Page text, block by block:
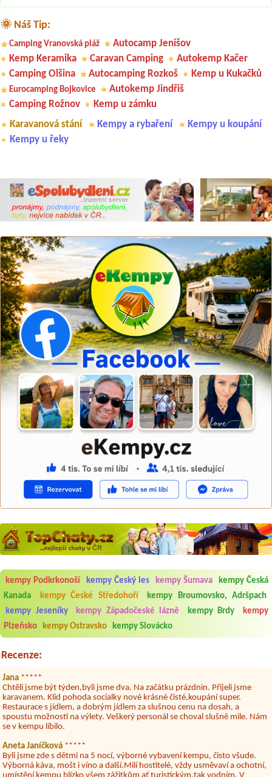
🌞 Náš Tip:
Camping Vranovská pláž
Autocamp Jenišov
Kemp Keramika
Caravan Camping
Autokemp Kačer
Camping Olšina
Autocamping Rozkoš Kemp u Kukačků
Eurocamping Bojkovice
Autokemp Jindřiš
Camping Rožnov
Kemp u zámku
Karavanová stání
Kempy a rybaření
Kempy u koupání
Kempy u řeky
kempy Podkrkonoší kempy Český les kempy Šumava
kempy Česká
Kanada
kempy České Středohoří
kempy Broumovsko, Adršpach
kempy Jeseníky
kempy Západočeské lázně kempy Brdy
kempy
Plzeňsko
kempy Ostravsko kempy Slovácko
Recenze:
Aneta Melicharová***
Byli jsme zde v týdnu od 25.7. do 1.8. 2026. Kemp jako takový je pěkný.
V umývárně i na WC bylo vždy čisto, doplněný papír i utěrky, což při
množství návštěvníků není samozřejmost. V kempu je obchod a
restaurace, kebab a další občerstvení. Co nás ale velice zklamalo byl
hrála jiná hudba.Kemp pěkný, ale takový rámus jsme ještě nezažili...
Jana *****
Chtěli jsme být týden,byli jsme dva. Na začátku prázdnin. Přijeli jsme
karavanem. Klid pohoda socialky nové krásné čisté,koupání super.
Restaurace s jídlem, a dobrým jídlem za slušnou cenu na dosah, a
spoustu možností na výlety. Veškerý personál se choval slušně mile. Nám
se v kempu líbilo.
Aneta Janíčková *****
Byli jsme zde s dětmi na 5 nocí, výborné vybavení kempu, čisto všude.
Výborná káva, mošt i víno a další.Milí hostitelé, vždy usměvaví a ochotní,
umístění kempu blízko všem zážitkům ať turistickým,tak vodním. V